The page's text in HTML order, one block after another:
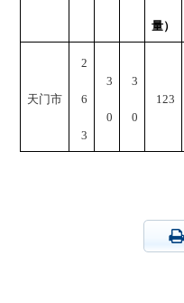
量）
天门市
2
6
3
3
0
3
0
123